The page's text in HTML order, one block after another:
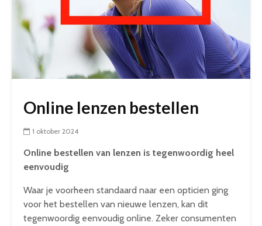
Online lenzen bestellen
1 oktober 2024
Online bestellen van lenzen is tegenwoordig heel
eenvoudig
Waar je voorheen standaard naar een opticien ging
voor het bestellen van nieuwe lenzen, kan dit
tegenwoordig eenvoudig online. Zeker consumenten